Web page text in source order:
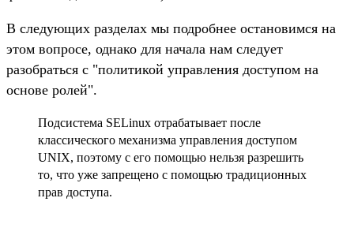
В следующих разделах мы подробнее остановимся на
этом вопросе, однако для начала нам следует
разобраться с "политикой управления доступом на
основе ролей".
Подсистема SELinux отрабатывает после
классического механизма управления доступом
UNIX, поэтому с его помощью нельзя разрешить
то, что уже запрещено с помощью традиционных
прав доступа.